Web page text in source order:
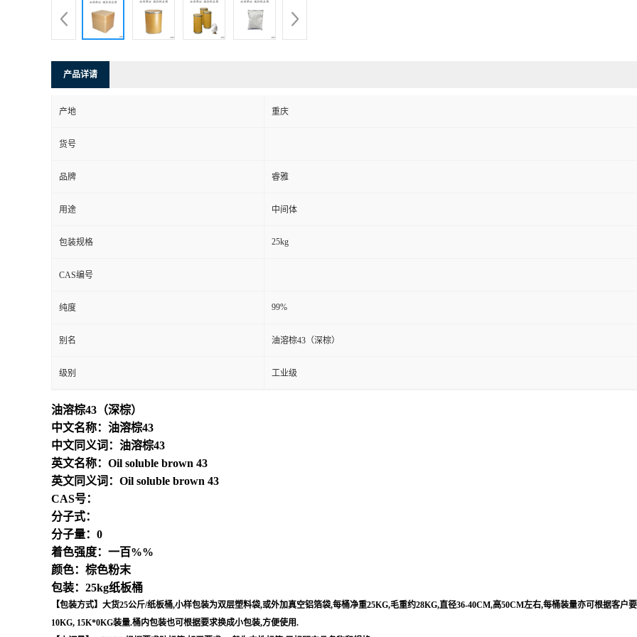
产品详请
产地 重庆
货号
品牌 睿雅
用途 中间体
包装规格 25kg
CAS编号
纯度 99%
别名 油溶棕43（深棕）
级别 工业级
油溶棕43（深棕）
中文名称：油溶棕43
中文同义词：油溶棕43
英文名称：Oil soluble brown 43
英文同义词：Oil soluble brown 43
CAS号：
分子式：
分子量：0
着色强度：一百%%
颜色：棕色粉末
包装：25kg纸板桶
【包装方式】大货25公斤/纸板桶,小样包装为双层塑料袋,或外加真空铝箔袋,每桶净重25KG,毛重约28KG,直径36-40CM,高50CM左右,每桶装量亦可根据客户
10KG, 15K*0KG装量.桶内包装也可根据要求换成小包装,方便使用.